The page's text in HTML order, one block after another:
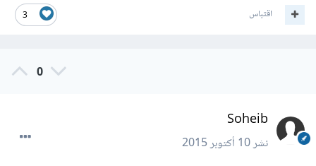
3 اقتباس
0
Soheib
نشر10 أكتوبر 2015